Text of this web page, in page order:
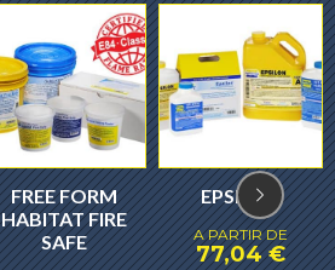
FREE FORM
HABITAT FIRE
SAFE
EPSILON
A PARTIR DE
77,04€